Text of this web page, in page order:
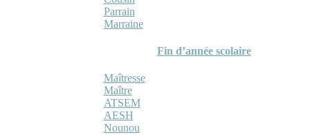
Parrain
Marraine
Fin d’année scolaire
Maîtresse
Maître
ATSEM
AESH
Nounou